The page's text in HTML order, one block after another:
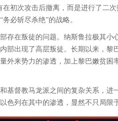
初次攻击后撤离，而是进行了二
必斩尽杀绝”的战略。
存在叛徒的问题。纳斯鲁拉极其小
部出现了高层叛徒。长期以来，黎
外来势力的渗透，加上黎巴嫩贫困
基督教马龙派之间的复杂关系，进
色列在其中的渗透，显然不只局限